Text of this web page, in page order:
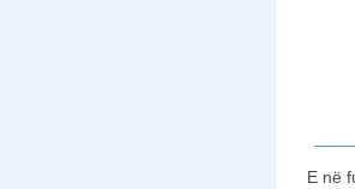
E në